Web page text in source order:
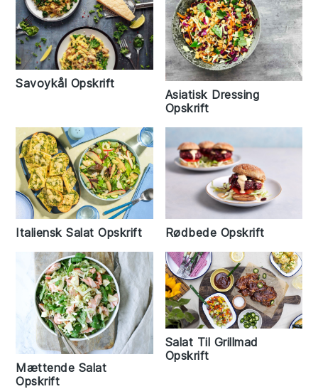
Savoykål Opskrift
Asiatisk Dressing
Opskrift
Italiensk Salat Opskrift Rødbede Opskrift
Mættende Salat
Opskrift
Salat Til Grillmad
Opskrift